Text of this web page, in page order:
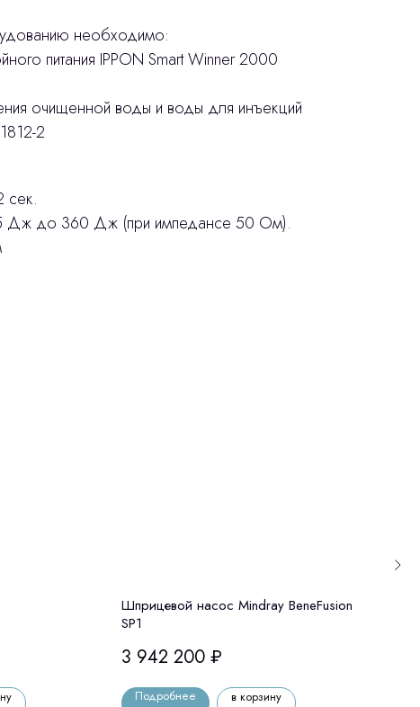
необходимо:
питания IPPON Smart Winner 2000
очищенной воды и воды для инъекций
2
сек.
Дж до 360 Дж (при импедансе 50 Ом).
Шприцевой насос Mindray BeneFusion
SP1
3 942 200 ₽
Подробнее в корзину